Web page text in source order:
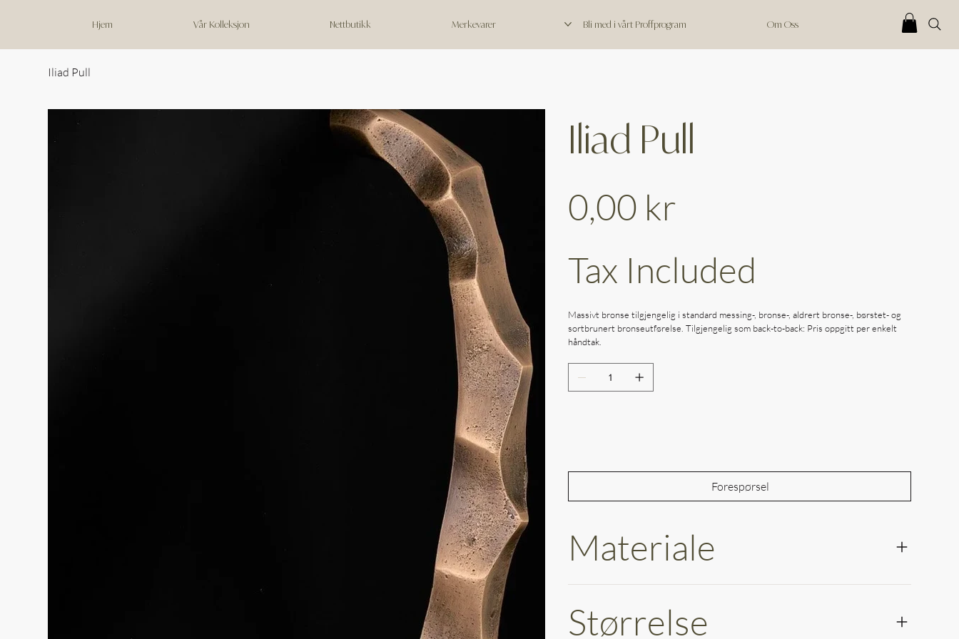
Hjem Vår Kolleksjon Nettbutikk Merkevarer Bli med i vårt Proffprogram Om Oss
Iliad Pull
Iliad Pull
0,00 kr
Tax Included
Massivt bronse tilgjengelig i standard messing-, bronse-, aldrert bronse-, børstet- og
sortbrunert bronseutførelse. Tilgjengelig som back-to-back: Pris oppgitt per enkelt
håndtak.
Forespørsel
Materiale
Størrelse